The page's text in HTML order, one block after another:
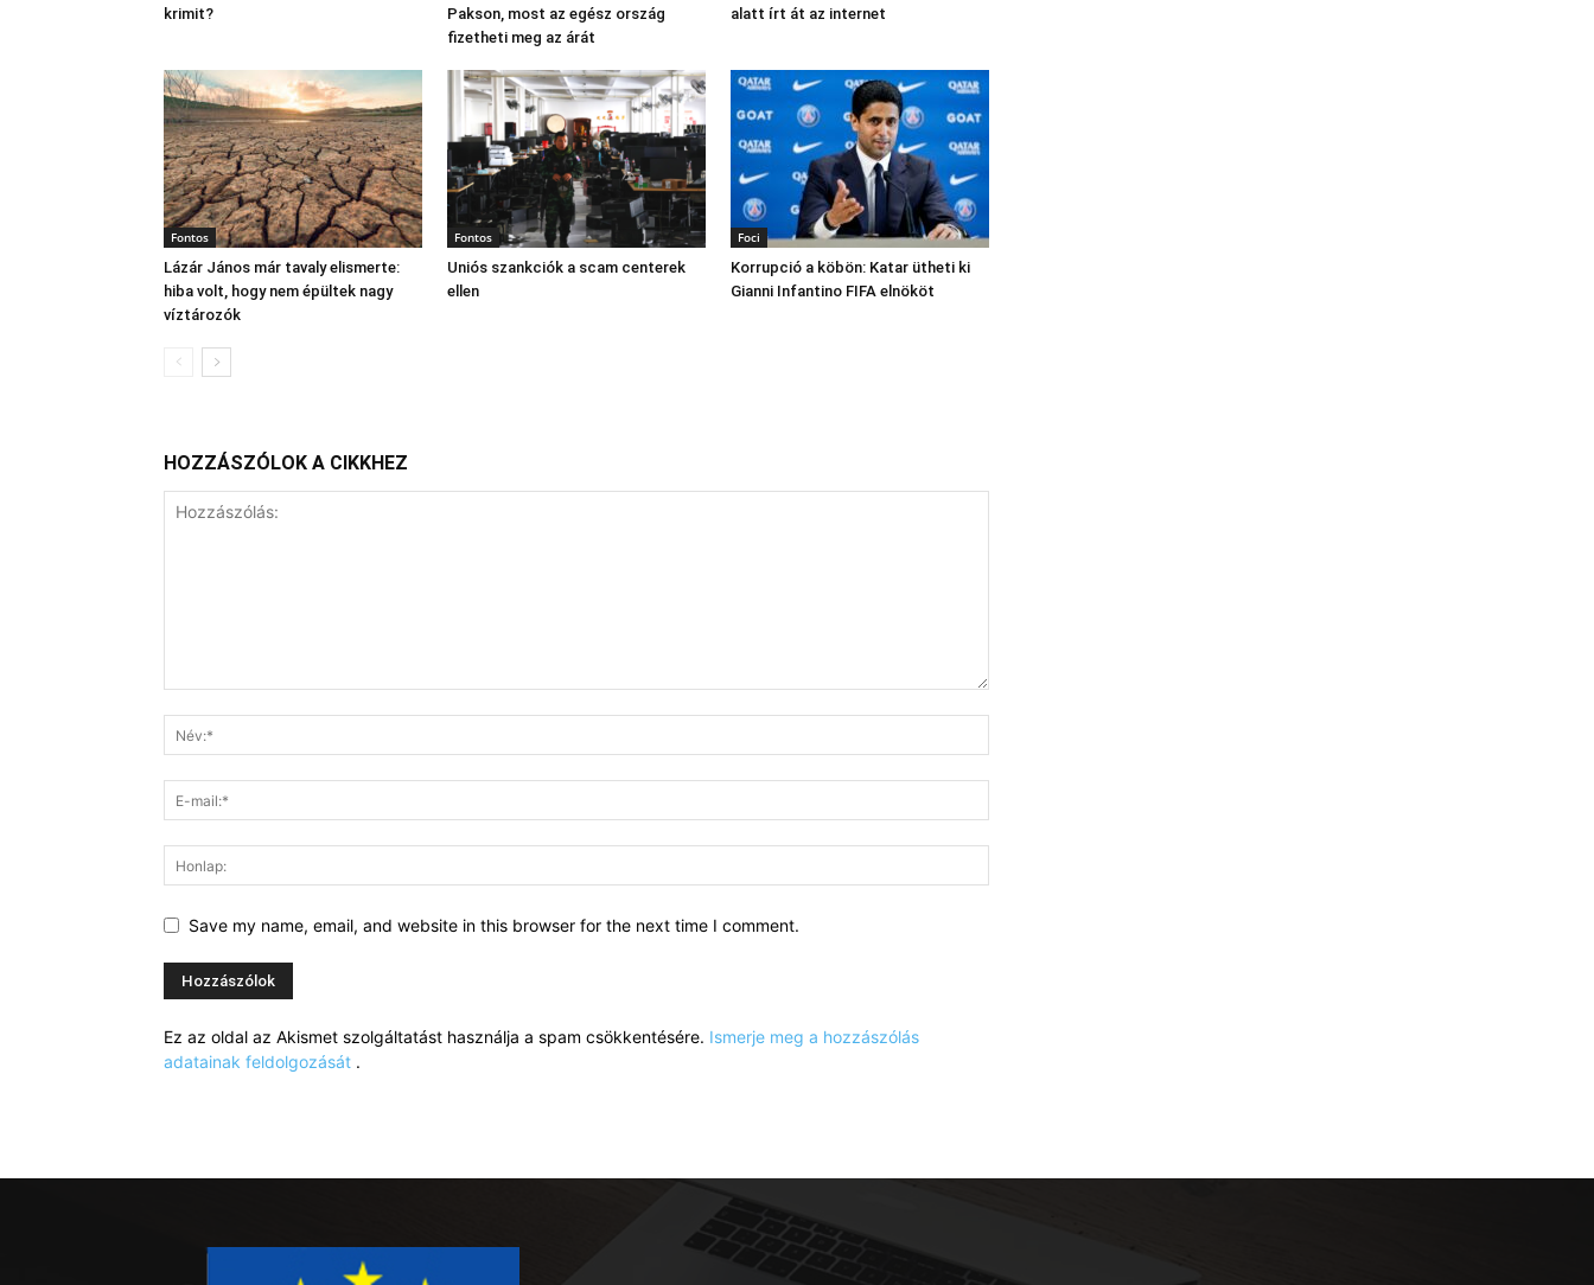
krimit?
Pakson, most az egész ország
fizetheti meg az árát
alatt írt át az internet
Fontos
Lázár János már tavaly elismerte:
hiba volt, hogy nem épültek nagy
víztározók
Fontos
Uniós szankciók a scam centerek
ellen
Foci
Korrupció a köbön: Katar ütheti ki
Gianni Infantino FIFA elnököt
HOZZÁSZÓLOK A CIKKHEZ
Save my name, email, and website in this browser for the next time I comment.
Ez az oldal az Akismet szolgáltatást használja a spam csökkentésére. Ismerje meg a hozzászólás
adatainak feldolgozását .